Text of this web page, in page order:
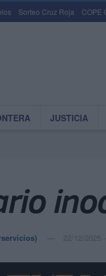
Sorteo Cruz Roja COPE
JUSTICIA
22/12/2025 -